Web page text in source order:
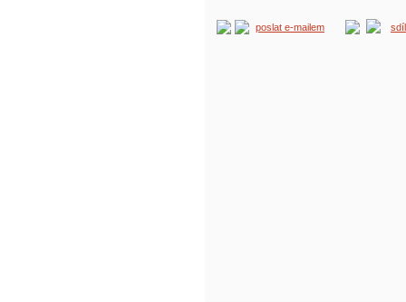
poslat e-mailem